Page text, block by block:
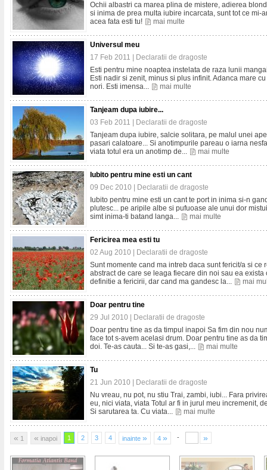
Ochii albastri ca marea plina de mistere, adierea
si inima de prea multa iubire incarcata, sunt tot ce mi-
acea fata esti tu!
mai multe
Universul meu
17 Feb 2011 |
Declaratii de dragoste
Esti pentru mine noaptea instelata de raza lunii
Esti nadir si zenit, minus si plus infinit. Adanca mare
nori. Esti imensa...
mai multe
Tanjeam dupa iubire...
03 Feb 2011 |
Declaratii de dragoste
Tanjeam dupa iubire, salcie solitara, pe malul unei
pasari calatoare... Si anotimpurile pareau o iarna
viata totul era un anotimp de...
mai multe
Iubito pentru mine esti un cant
09 Dec 2010 |
Declaratii de dragoste
Iubito pentru mine esti un cant te port in inima si-n
plutesc... pe aripile albe si pufuoase ale unui dor
simt inima-ti batand langa...
mai multe
Fericirea mea esti tu
02 Aug 2010 |
Declaratii de dragoste
Sunt momente cand ma intreb daca sunt fericit/a si
abstract de care se leaga fiecare din noi sau ea
definitie a fericirii, dar cand ma gandesc la...
mai
Doar pentru tine
29 Jul 2010 |
Declaratii de dragoste
Doar pentru tine as da timpul inapoi Sa fim din nou
face tot s-avem acelasi drum. Doar pentru tine as da
doi. Te-as cauta... Si te-as gasi,...
mai multe
Tu
21 Jun 2010 |
Declaratii de dragoste
Nu vreau, nu pot, nu stiu Trai, zambi, iubi... Fara
eu, nici viata, viata Totul ar fi in jurul meu incremenit,
Si sarutarea ta. Cu viata...
mai multe
« 1 « inapoi 1 2 3 4 inainte » 4 » - »